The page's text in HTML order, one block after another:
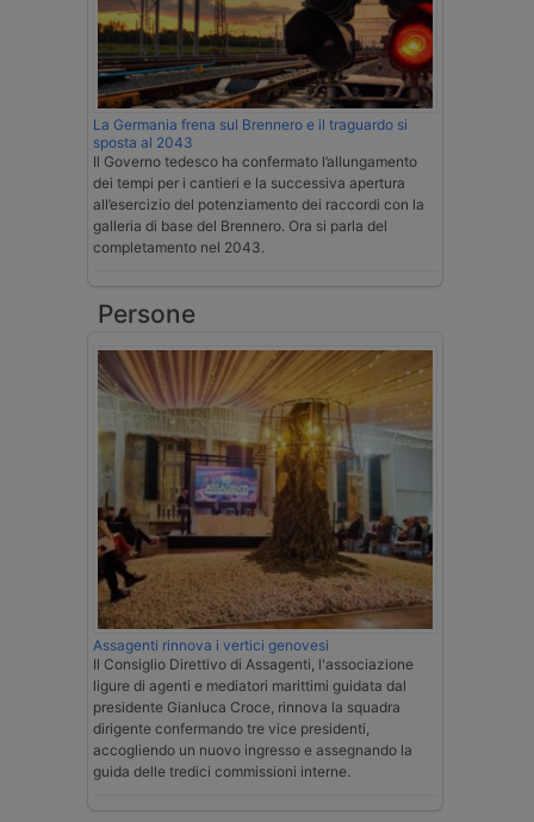
La Germania frena sul Brennero e il traguardo si
sposta al 2043
Il Governo tedesco ha confermato l’allungamento
dei tempi per i cantieri e la successiva apertura
all’esercizio del potenziamento dei raccordi con la
galleria di base del Brennero. Ora si parla del
completamento nel 2043.
Persone
Assagenti rinnova i vertici genovesi
Il Consiglio Direttivo di Assagenti, l'associazione
ligure di agenti e mediatori marittimi guidata dal
presidente Gianluca Croce, rinnova la squadra
dirigente confermando tre vice presidenti,
accogliendo un nuovo ingresso e assegnando la
guida delle tredici commissioni interne.